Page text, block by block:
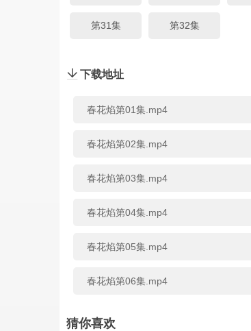
第31集 第32集
下载地址
春花焰第01集.mp4
春花焰第02集.mp4
春花焰第03集.mp4
春花焰第04集.mp4
春花焰第05集.mp4
春花焰第06集.mp4
春花焰第07集.mp4
猜你喜欢